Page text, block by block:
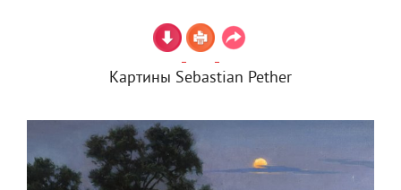
Картины Sebastian Pether